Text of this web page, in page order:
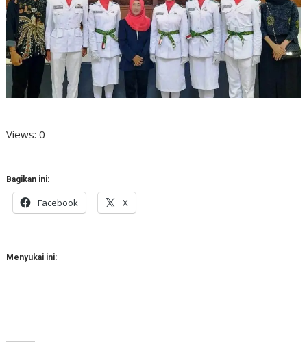
Views: 0
Bagikan ini:
Facebook X
Menyukai ini: